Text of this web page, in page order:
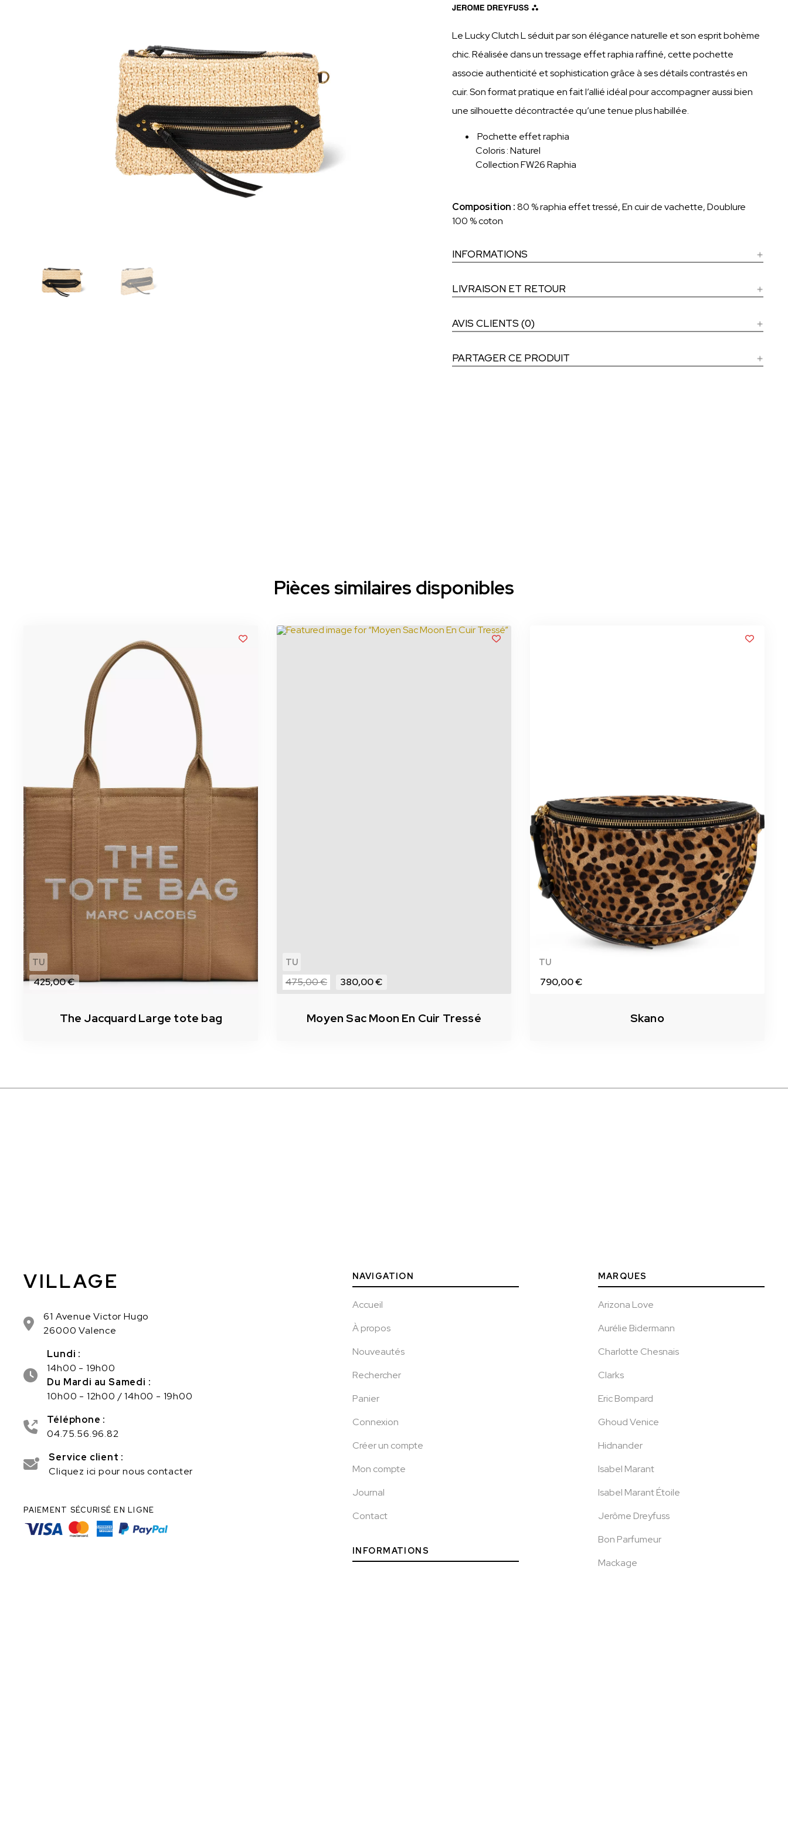
Le Lucky Clutch L séduit par son élégance naturelle et son esprit bohème
chic. Réalisée dans un tressage effet raphia raffiné, cette pochette
associe authenticité et sophistication grâce à ses détails contrastés en
cuir. Son format pratique en fait l’allié idéal pour accompagner aussi bien
une silhouette décontractée qu’une tenue plus habillée.
Pochette effet raphia
Coloris : Naturel
Collection FW26 Raphia
Composition :80 % raphia effet tressé, En cuir de vachette, Doublure
100 % coton
INFORMATIONS
LIVRAISON ET RETOUR
AVIS CLIENTS (0)
PARTAGER CE PRODUIT
Pièces similaires disponibles
TU
425,00 €
The Jacquard Large tote bag
TU
475,00 € 380,00 €
Moyen Sac Moon En Cuir Tressé
TU
790,00 €
Skano
VILLAGE
61 Avenue Victor Hugo
26000 Valence
Lundi :
14h00 - 19h00
Du Mardi au Samedi :
10h00 - 12h00 / 14h00 - 19h00
Téléphone :
04.75.56.96.82
Service client :
Cliquez ici pour nous contacter
PAIEMENT SÉCURISÉ EN LIGNE
NAVIGATION
Accueil
À propos
Nouveautés
Rechercher
Panier
Connexion
Créer un compte
Mon compte
Journal
Contact
INFORMATIONS
MARQUES
Arizona Love
Aurélie Bidermann
Charlotte Chesnais
Clarks
Eric Bompard
Ghoud Venice
Hidnander
Isabel Marant
Isabel Marant Étoile
Jerôme Dreyfuss
Bon Parfumeur
Mackage